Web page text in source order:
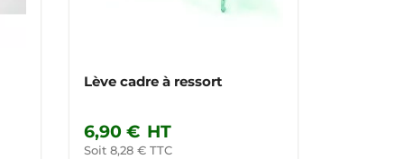
Lève cadre à ressort
6,90 € HT
Soit 8,28 € TTC